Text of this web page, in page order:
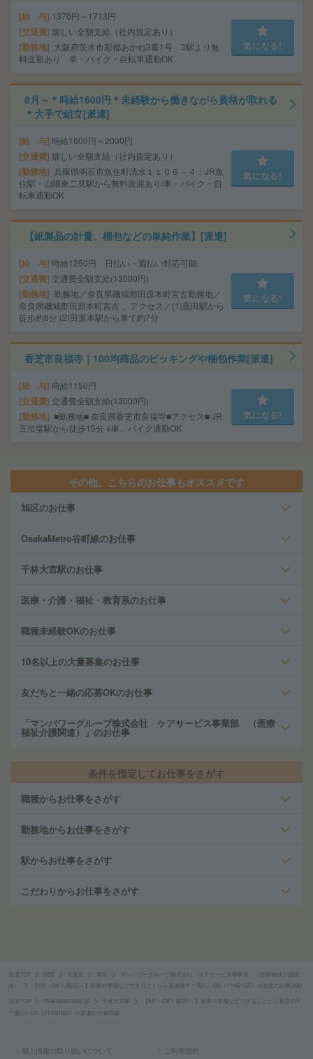
給 与 1370円～1713円
交通費 嬉しい全額支給（社内規定あり）
勤務地
大阪府茨木市彩都あかね3番1号 3駅より無
料送迎あり 車・バイク・自転車通勤OK
気になる!
8月～＊時給1600円＊未経験から働きながら資格が取れる
＊大手で組立[派遣]
給 与 時給1600円～2000円
交通費 嬉しい全額支給（社内規定あり）
勤務地 兵庫県明石市魚住町清水１１０６－４：JR魚
住駅・山陽東二見駅から無料送迎あり/車・バイク・自
転車通勤OK
気になる!
【紙製品の計量、梱包などの単純作業】[派遣]
給 与 時給1250円 日払い・週払い対応可能
交通費 交通費全額支給(13000円)
勤務地 勤務地／奈良県磯城郡田原本町宮古勤務地／
奈良県磯城郡田原本町宮古 、アクセス／(1)黒田駅から
徒歩約8分 (2)田原本駅から車で約7分
気になる!
香芝市良福寺｜100均商品のピッキングや梱包作業[派遣]
給 与 時給1150円
交通費 交通費全額支給(13000円)
勤務地
■勤務地■ 奈良県香芝市良福寺■アクセス■ JR
五位堂駅から徒歩15分 ※車、バイク通勤OK
気になる!
その他、こちらのお仕事もオススメです
旭区のお仕事
OsakaMetro谷町線のお仕事
千林大宮駅のお仕事
医療・介護・福祉・教育系のお仕事
職種未経験OKのお仕事
10名以上の大量募集のお仕事
友だちと一緒の応募OKのお仕事
「マンパワーグループ株式会社 ケアサービス事業部 （医療
福祉介護関連）」のお仕事
条件を指定してお仕事をさがす
職種からお仕事をさがす
勤務地からお仕事をさがす
駅からお仕事をさがす
こだわりからお仕事をさがす
派遣TOP 関西 大阪府 旭区
マンパワーグループ株式会社 ケアサービス事業部 （医療福祉介護関
連）
【8月～OK！週2日～】食事の準備などできることから看護助手＊週払いOK（111451583）の派遣の仕事詳細
派遣TOP OsakaMetro谷町線 千林大宮駅
【8月～OK！週2日～】食事の準備などできることから看護助手
＊週払いOK（111451583）の派遣の仕事詳細
個人情報の取り扱いについて ご利用規約